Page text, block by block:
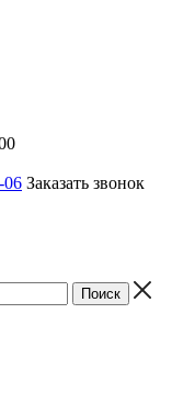
06 Заказать звонок